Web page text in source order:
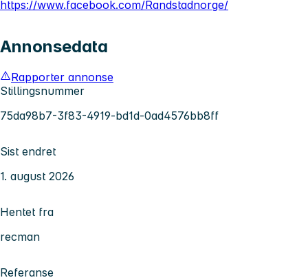
https://www.facebook.com/Randstadnorge/
Annonsedata
Rapporter annonse
Stillingsnummer
75da98b7-3f83-4919-bd1d-0ad4576bb8ff
Sist endret
1. august 2026
Hentet fra
recman
Referanse